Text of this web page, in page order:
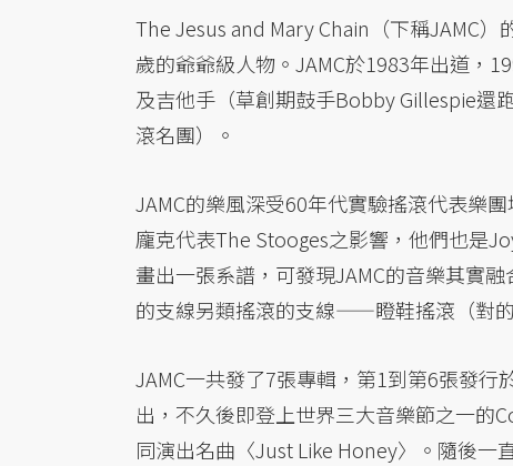
The Jesus and Mary Chain（下稱JAMC
歲的爺爺級人物。JAMC於1983年出道，
及吉他手（草創期鼓手Bobby Gillespie還
滾名團）。
JAMC的樂風深受60年代實驗搖滾代表樂
龐克代表The Stooges之影響，他們也是
畫出一張系譜，可發現JAMC的音樂其實
的支線另類搖滾的支線——瞪鞋搖滾（對
JAMC一共發了7張專輯，第1到第6張發
出，不久後即登上世界三大音樂節之一的
同演出名曲〈Just Like Honey〉。隨後一